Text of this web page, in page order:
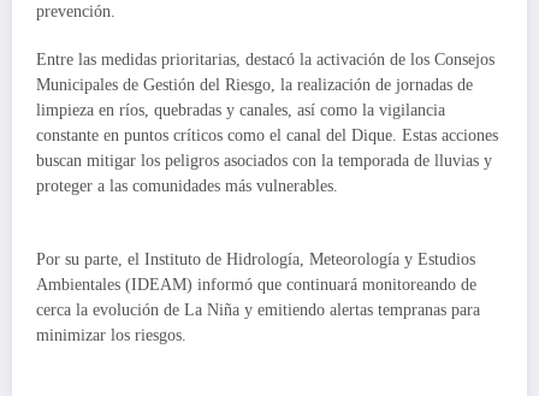
prevención.
Entre las medidas prioritarias, destacó la activación de los Consejos
Municipales de Gestión del Riesgo, la realización de jornadas de
limpieza en ríos, quebradas y canales, así como la vigilancia
constante en puntos críticos como el canal del Dique. Estas acciones
buscan mitigar los peligros asociados con la temporada de lluvias y
proteger a las comunidades más vulnerables.
Por su parte, el Instituto de Hidrología, Meteorología y Estudios
Ambientales (IDEAM) informó que continuará monitoreando de
cerca la evolución de La Niña y emitiendo alertas tempranas para
minimizar los riesgos.